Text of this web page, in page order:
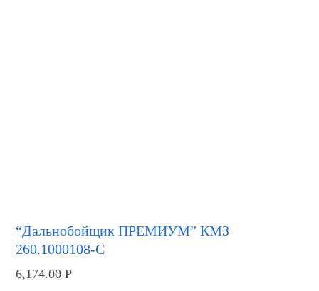
“Дальнобойщик ПРЕМИУМ” КМЗ
260.1000108-С
6,174.00Р